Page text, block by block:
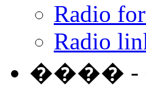
Radio
Radio
����